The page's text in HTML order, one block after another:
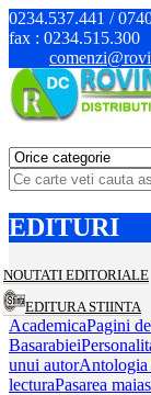
0234.537.441 /
fax : 0234.515.300
EDITURI
NOUTATI EDITORIALE
EDITURA STIINTA
AcademicaPagini
Basarabiei
unui autorAntologia
lecturaPasarea